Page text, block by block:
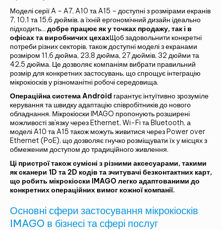
Моделі серії A – A7, A10 та A15 – доступні з розмірами екранів
7, 10,1 та 15,6 дюймів, а їхній ергономічний дизайн ідеально
підходить... добре працює як у точках продажу, так і в
офісах та виробничих цехахЩоб задовольнити конкретні
потреби різних секторів, також доступні моделі з екранами
розміром 11,6 дюйма, 23,8 дюйма, 27 дюймів, 32 дюйми та
42,5 дюйма. Це дозволяє компаніям вибрати правильний
розмір для конкретних застосувань, що спрощує інтеграцію
мікрокіосків у різноманітні робочі середовища.
Операційна система Android гарантує інтуїтивно зрозуміле
керування та швидку адаптацію співробітників до нового
обладнання. Мікрокіоски IMAGO пропонують розширені
можливості зв'язку через Ethernet, Wi-Fi та Bluetooth, а
моделі A10 та A15 також можуть живитися через Power over
Ethernet (PoE), що дозволяє гнучко розміщувати їх у місцях з
обмеженим доступом до традиційного живлення.
Ці пристрої також сумісні з різними аксесуарами, такими
як сканери 1D та 2D кодів та зчитувачі безконтактних карт,
що робить мікрокіоски IMAGO легко адаптованими до
конкретних операційних вимог кожної компанії.
Основні сфери застосування мікрокіосків
IMAGO в бізнесі та сфері послуг